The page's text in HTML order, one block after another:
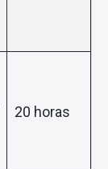
20 horas